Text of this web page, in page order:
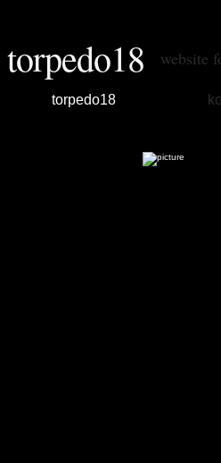
torpedo18 website
torpedo18